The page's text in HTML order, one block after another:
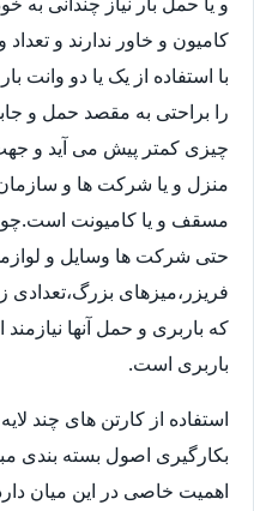
کامیون و خاور ندارند و
با استفاده از یک یا دو وانت
را براحتی به مقصد حمل و
چیزی کمتر پیش می آید و
منزل و یا شرکت ها و سازمان
مسقف و یا کامیونت
حتی شرکت ها وسایل و
فریزر،میزهای بزرگ،تعدادی
که باربری و حمل آنها
باربری است.
استفاده از کارتن های چند
بکارگیری اصول بسته بندی
اهمیت خاصی در این میان